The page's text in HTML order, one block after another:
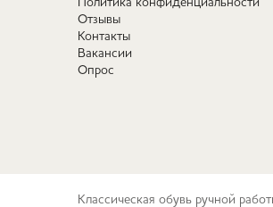
Политика конфиденциальности
Отзывы
Контакты
Вакансии
Опрос
Классическая обувь ручной